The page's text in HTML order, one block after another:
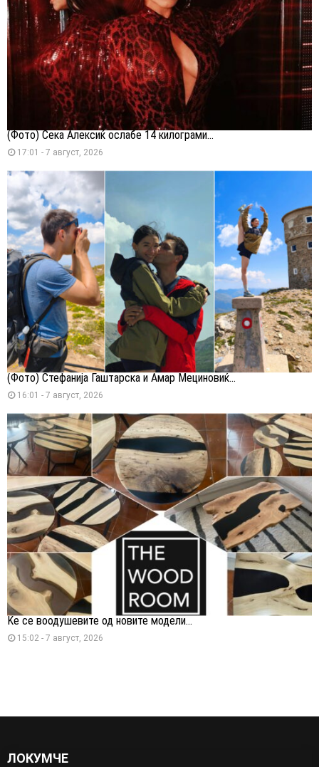
(Фото) Сека Алексиќ ослабе 14 килограми...
17:01 - 7 август, 2026
(Фото) Стефанија Гаштарска и Амар Мециновиќ...
16:01 - 7 август, 2026
Ќе се воодушевите од новите модели...
15:02 - 7 август, 2026
ЛОКУМЧЕ